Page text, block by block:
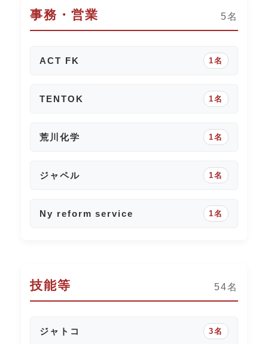
事務・営業 5名
ACT FK 1名
TENTOK 1名
荒川化学 1名
ジャペル 1名
Ny reform service 1名
技能等 54名
ジャトコ 3名